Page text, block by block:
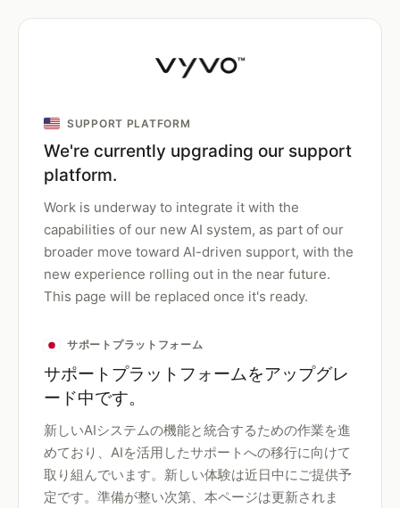
SUPPORT PLATFORM
We're currently upgrading our support
platform.
Work is underway to integrate it with the
capabilities of our new AI system, as part of our
broader move toward AI-driven support, with the
new experience rolling out in the near future.
This page will be replaced once it's ready.
サポートプラットフォーム
サポートプラットフォームをアップグレ
ード中です。
新しいAIシステムの機能と統合するための作業を進
めており、AIを活用したサポートへの移行に向けて
取り組んでいます。新しい体験は近日中にご提供予
定です。準備が整い次第、本ページは更新されま